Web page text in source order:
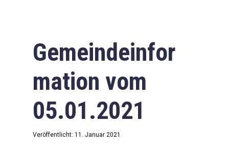
Gemeindeinfor
mation vom
05.01.2021
Veröffentlicht: 11. Januar 2021